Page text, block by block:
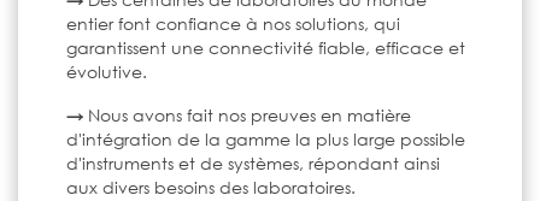
entier font confiance à nos solutions, qui
garantissent une connectivité fiable, efficace et
évolutive.
→ Nous avons fait nos preuves en matière
d'intégration de la gamme la plus large possible
d'instruments et de systèmes, répondant ainsi
aux divers besoins des laboratoires.